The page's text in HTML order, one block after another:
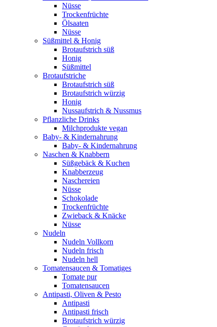
Nüsse
Trockenfrüchte
Ölsaaten
Nüsse
Süßmittel & Honig
Brotaufstrich süß
Honig
Süßmittel
Brotaufstriche
Brotaufstrich süß
Brotaufstrich würzig
Honig
Nussaufstrich & Nussmus
Pflanzliche Drinks
Milchprodukte vegan
Baby- & Kindernahrung
Baby- & Kindernahrung
Naschen & Knabbern
Süßgebäck & Kuchen
Knabberzeug
Naschereien
Nüsse
Schokolade
Trockenfrüchte
Zwieback & Knäcke
Nüsse
Nudeln
Nudeln Vollkorn
Nudeln frisch
Nudeln hell
Tomatensaucen & Tomatiges
Tomate pur
Tomatensaucen
Antipasti, Oliven & Pesto
Antipasti
Antipasti frisch
Brotaufstrich würzig